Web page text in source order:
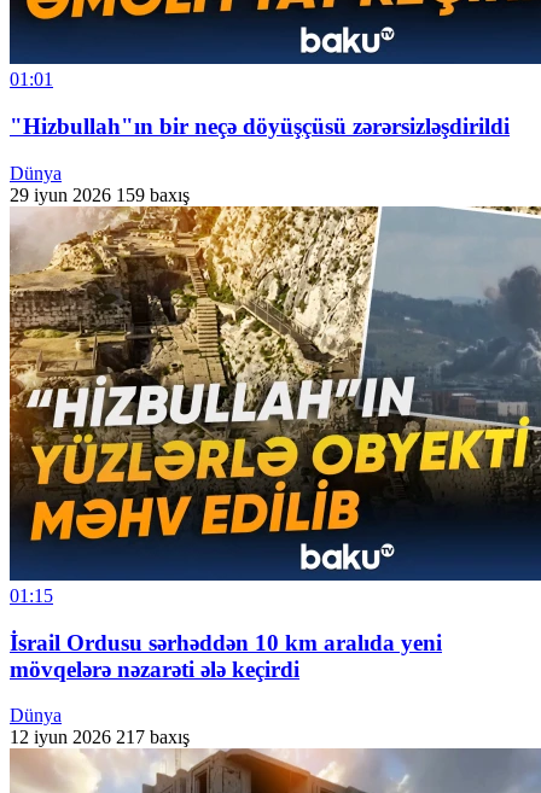
01:01
"Hizbullah"ın bir neçə döyüşçüsü zərərsizləşdirildi
Dünya
29 iyun 2026 159 baxış
01:15
İsrail Ordusu sərhəddən 10 km aralıda yeni
mövqelərə nəzarəti ələ keçirdi
Dünya
12 iyun 2026 217 baxış